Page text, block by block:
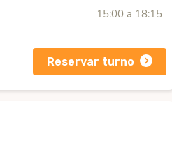
15:00 a 18:15
Reservar turno